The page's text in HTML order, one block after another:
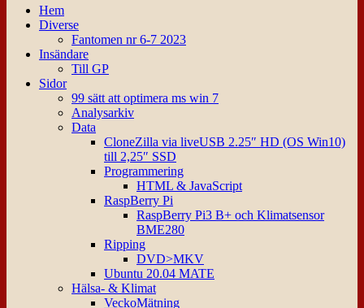
Hem
Diverse
Fantomen nr 6-7 2023
Insändare
Till GP
Sidor
99 sätt att optimera ms win 7
Analysarkiv
Data
CloneZilla via liveUSB 2.25″ HD (OS Win10)
till 2,25″ SSD
Programmering
HTML & JavaScript
RaspBerry Pi
RaspBerry Pi3 B+ och Klimatsensor
BME280
Ripping
DVD>MKV
Ubuntu 20.04 MATE
Hälsa- & Klimat
VeckoMätning